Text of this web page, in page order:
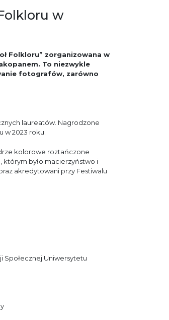
w
Folkloru” zorganizowana w
To niezwykle
fotografów, zarówno
laureatów. Nagrodzone
2023 roku.
kolorowe roztańczone
którym było macierzyństwo i
akredytowani przy Festiwalu
Społecznej Uniwersytetu